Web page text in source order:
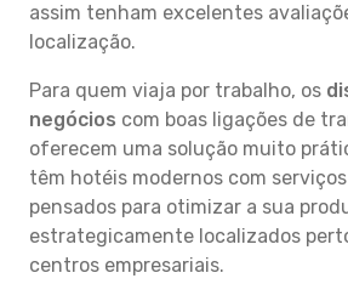
assim tenham excelentes
localização.
Para quem viaja por trabalho, os
negócios com boas ligações de
oferecem uma solução muito
têm hotéis modernos com
pensados para otimizar a sua
estrategicamente localizados
centros empresariais.